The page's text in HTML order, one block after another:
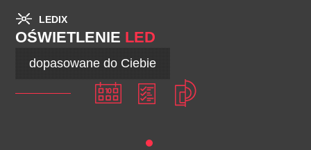
LEDIX
OŚWIETLENIE LED
dopasowane do Ciebie